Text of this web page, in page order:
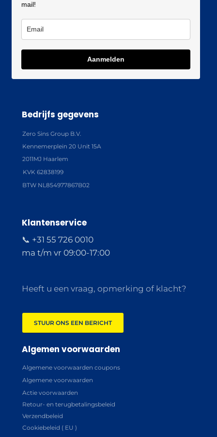
mail!
Aanmelden
Bedrijfs gegevens
Zero Sins Group B.V.
Kennemerplein 20 Unit 15A
2011MJ Haarlem
KVK 62838199
BTW NL854977867B02
Klantenservice
📞 +31 55 726 0010
ma t/m vr 09:00-17:00
Heeft u een vraag, opmerking of klacht?
STUUR ONS EEN BERICHT
Algemen voorwaarden
Algemene voorwaarden coupons
Algemene voorwaarden
Actie voorwaarden
Retour- en terugbetalingsbeleid
Verzendbeleid
Cookiebeleid ( EU )